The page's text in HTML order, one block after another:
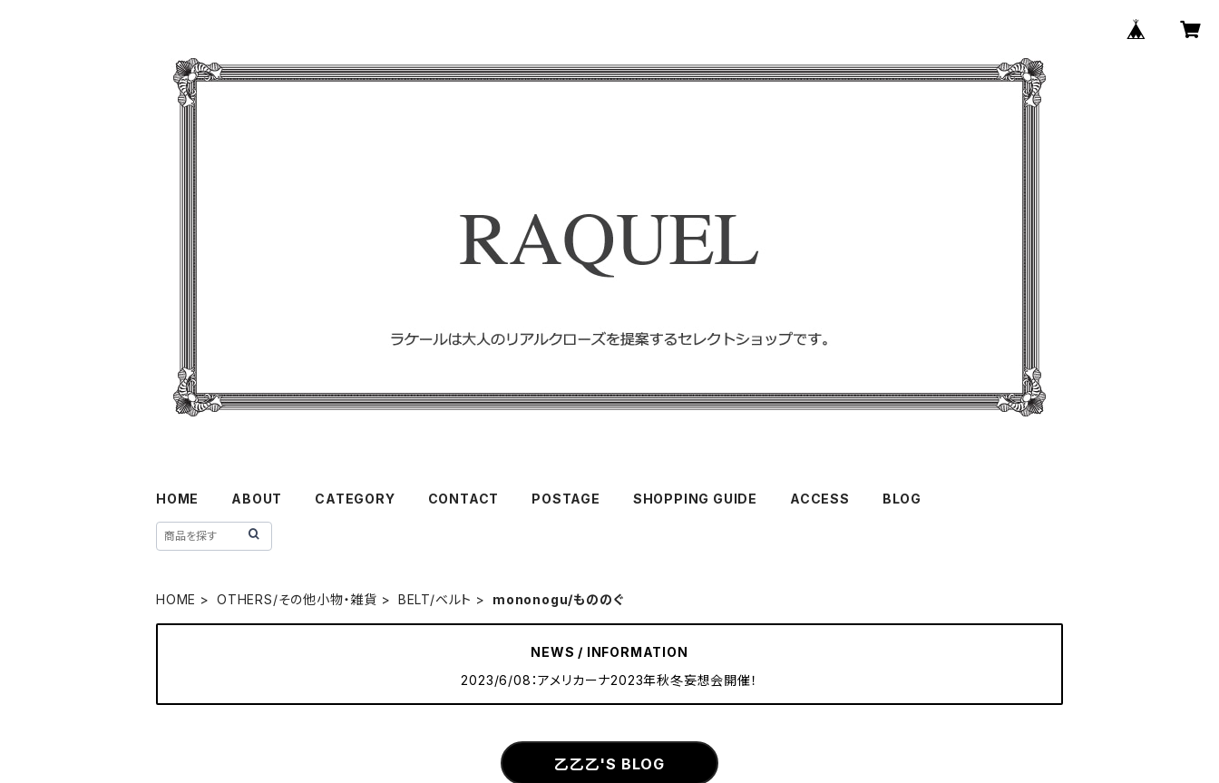
HOME ABOUT CATEGORY CONTACT POSTAGE SHOPPING GUIDE ACCESS BLOG
HOME OTHERS/その他小物・雑貨 BELT/ベルト mononogu/もののぐ
NEWS / INFORMATION
2023/6/08：アメリカーナ2023年秋冬妄想会開催！
乙乙乙'S BLOG